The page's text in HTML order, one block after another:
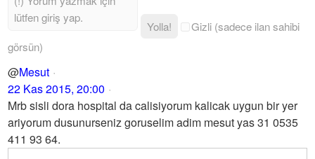
Yolla!
Gizli (sadece ilan sahibi
görsün)
@Mesut
22 Kas 2015, 20:00
Mrb sisli dora hospital da calisiyorum kalicak uygun bir yer
ariyorum dusunurseniz goruselim adim mesut yas 31 0535
411 93 64.